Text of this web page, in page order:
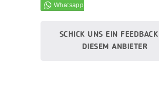
SCHICK UNS EIN
DIESEM ANBIETER